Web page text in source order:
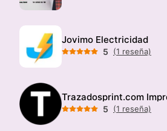
Jovimo Electricidad
5 (1 reseña)
5 (1 reseña)